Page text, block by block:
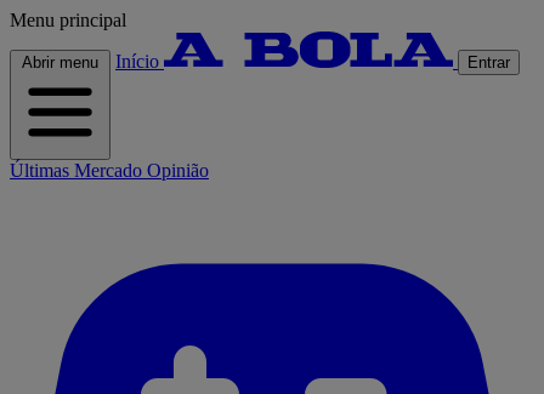
Menu principal
Abrir menu Início Entrar
Últimas Mercado Opinião